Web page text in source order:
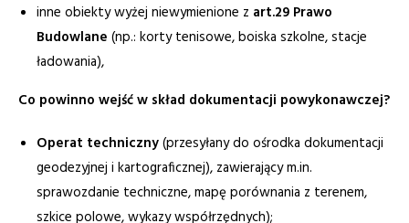
inne obiekty wyżej niewymienione z art.29 Prawo
Budowlane (np.: korty tenisowe, boiska szkolne, stacje
ładowania),
Co powinno wejść w skład dokumentacji powykonawczej?
Operat techniczny(przesyłany do ośrodka dokumentacji
geodezyjnej i kartograficznej), zawierający m.in.
sprawozdanie techniczne, mapę porównania z terenem,
szkice polowe, wykazy współrzędnych);